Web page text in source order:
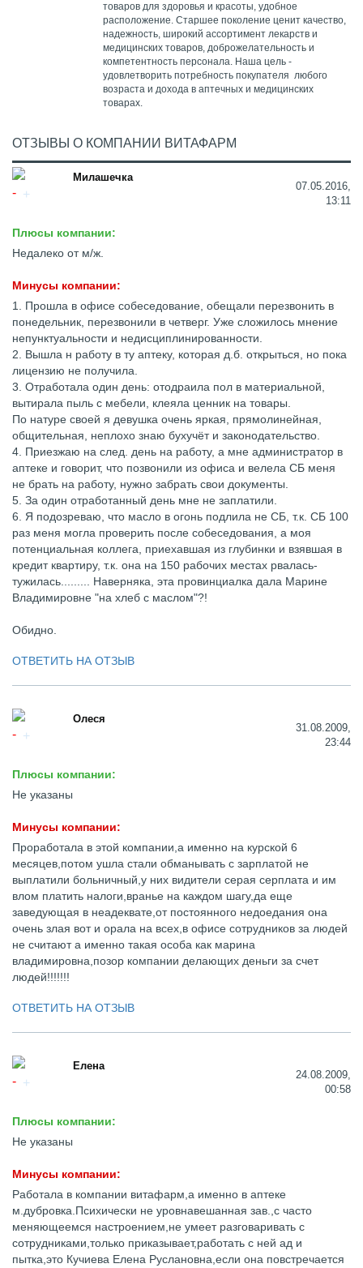
товаров для здоровья и красоты, удобное
расположение. Старшее поколение ценит качество,
надежность, широкий ассортимент лекарств и
медицинских товаров, доброжелательность и
компетентность персонала. Наша цель -
удовлетворить потребность покупателя любого
возраста и дохода в аптечных и медицинских
товарах.
ОТЗЫВЫ О КОМПАНИИ ВИТАФАРМ
Милашечка
07.05.2016,
13:11
Плюсы компании:
Недалеко от м/ж.
Минусы компании:
1. Прошла в офисе собеседование, обещали перезвонить в
понедельник, перезвонили в четверг. Уже сложилось мнение
непунктуальности и недисциплинированности.
2. Вышла н работу в ту аптеку, которая д.б. открыться, но пока
лицензию не получила.
3. Отработала один день: отодраила пол в материальной,
вытирала пыль с мебели, клеяла ценник на товары.
По натуре своей я девушка очень яркая, прямолинейная,
общительная, неплохо знаю бухучёт и законодательство.
4. Приезжаю на след. день на работу, а мне администратор в
аптеке и говорит, что позвонили из офиса и велела СБ меня
не брать на работу, нужно забрать свои документы.
5. За один отработанный день мне не заплатили.
6. Я подозреваю, что масло в огонь подлила не СБ, т.к. СБ 100
раз меня могла проверить после собеседования, а моя
потенциальная коллега, приехавшая из глубинки и взявшая в
кредит квартиру, т.к. она на 150 рабочих местах рвалась-
тужилась......... Наверняка, эта провинциалка дала Марине
Владимировне "на хлеб с маслом"?!
Обидно.
ОТВЕТИТЬ НА ОТЗЫВ
Олеся
31.08.2009,
23:44
Плюсы компании:
Не указаны
Минусы компании:
Проработала в этой компании,а именно на курской 6
месяцев,потом ушла стали обманывать с зарплатой не
выплатили больничный,у них видители серая серплата и им
влом платить налоги,вранье на каждом шагу,да еще
заведующая в неадеквате,от постоянного недоедания она
очень злая вот и орала на всех,в офисе сотрудников за людей
не считают а именно такая особа как марина
владимировна,позор компании делающих деньги за счет
людей!!!!!!!
ОТВЕТИТЬ НА ОТЗЫВ
Елена
24.08.2009,
00:58
Плюсы компании:
Не указаны
Минусы компании:
Работала в компании витафарм,а именно в аптеке
м.дубровка.Психически не уровнавешанная зав.,с часто
меняющеемся настроением,не умеет разговаривать с
сотрудниками,только приказывает,работать с ней ад и
пытка,это Кучиева Елена Руслановна,если она повстречается